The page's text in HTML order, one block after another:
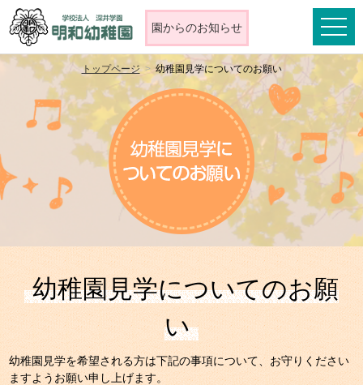
園からのお知らせ
toggle
トップページ 幼稚園見学についてのお願い
幼稚園見学についてのお願
い
幼稚園見学を希望される方は下記の事項について、お守りください
ますようお願い申し上げます。